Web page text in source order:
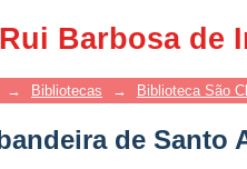
Barbosa de
de Santo
→ Bibliotecas → Biblioteca São
de Santo